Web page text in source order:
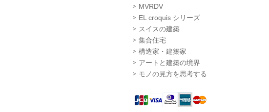
MVRDV
EL croquis シリーズ
スイスの建築
集合住宅
構造家・建築家
アートと建築の境界
モノの見方を思考する